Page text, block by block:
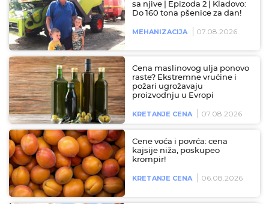
sa njive | Epizoda 2 | Kladovo:
Do 160 tona pšenice za dan!
MEHANIZACIJA 07.08.2026
Cena maslinovog ulja ponovo
raste? Ekstremne vrućine i
požari ugrožavaju
proizvodnju u Evropi
KRETANJE CENA 07.08.2026
Cene voća i povrća: cena
kajsije niža, poskupeo
krompir!
KRETANJE CENA 06.08.2026